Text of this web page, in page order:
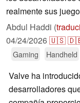
realmente sus
Abdul Haddi (
04/24/2026🇺🇸
Gaming Handheld
Valve ha
desarrolladores